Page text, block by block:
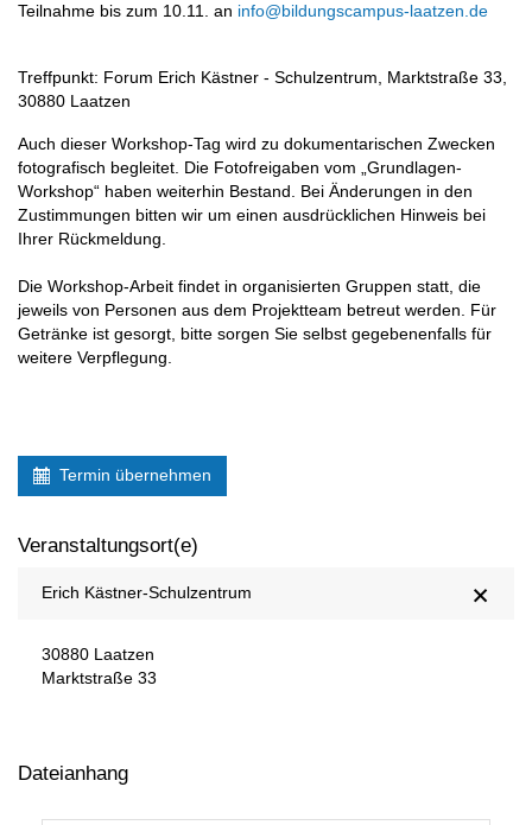
Teilnahme bis zum 10.11. an info@bildungscampus-laatzen.de
Treffpunkt: Forum Erich Kästner - Schulzentrum, Marktstraße 33,
30880 Laatzen
Auch dieser Workshop-Tag wird zu dokumentarischen Zwecken
fotografisch begleitet. Die Fotofreigaben vom „Grundlagen-
Workshop“ haben weiterhin Bestand. Bei Änderungen in den
Zustimmungen bitten wir um einen ausdrücklichen Hinweis bei
Ihrer Rückmeldung.
Die Workshop-Arbeit findet in organisierten Gruppen statt, die
jeweils von Personen aus dem Projektteam betreut werden. Für
Getränke ist gesorgt, bitte sorgen Sie selbst gegebenenfalls für
weitere Verpflegung.
Termin übernehmen
Veranstaltungsort(e)
Erich Kästner-Schulzentrum
30880 Laatzen
Marktstraße 33
Dateianhang